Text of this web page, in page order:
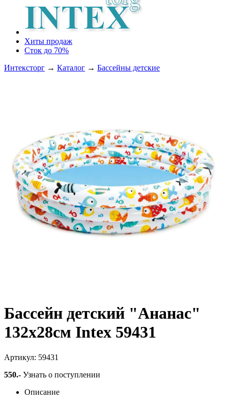
Хиты продаж
Сток до 70%
Интексторг → Каталог → Бассейны детские
Бассейн детский "Ананас"
132х28см Intex 59431
Артикул: 59431
550.- Узнать о поступлении
Описание